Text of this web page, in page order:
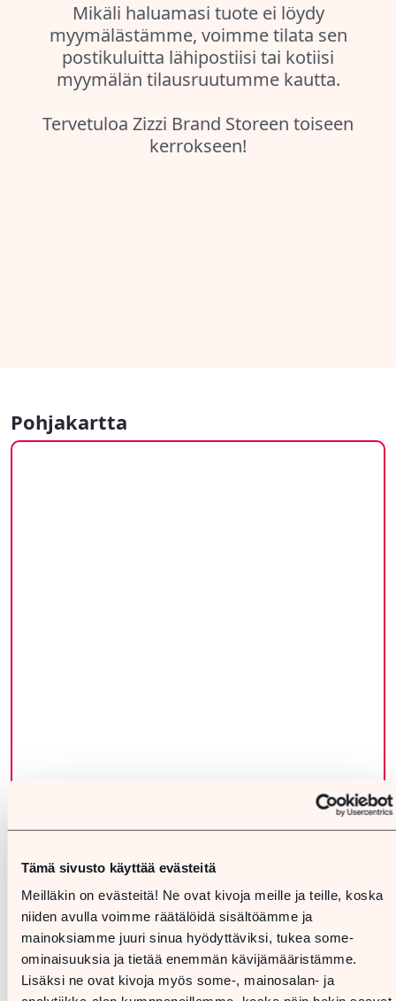
Tämä sivusto käyttää evästeitä
Meilläkin on evästeitä! Ne ovat kivoja meille ja teille, koska
niiden avulla voimme räätälöidä sisältöämme ja
mainoksiamme juuri sinua hyödyttäviksi, tukea some-
ominaisuuksia ja tietää enemmän kävijämääristämme.
Lisäksi ne ovat kivoja myös some-, mainosalan- ja
Mikäli haluamasi tuote ei löydy
myymälästämme, voimme tilata sen
postikuluitta lähipostiisi tai kotiisi
myymälän tilausruutumme kautta.
Tervetuloa Zizzi Brand Storeen toiseen
kerrokseen!
Pohjakartta